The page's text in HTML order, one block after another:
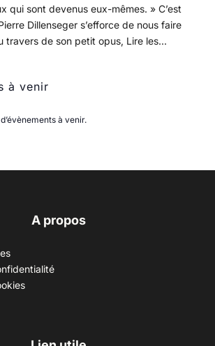
qui sont devenus eux-mêmes. » C’est
Dillenseger s’efforce de nous faire
travers de son petit opus, Lire les...
à venir
d’évènements à venir.
A propos